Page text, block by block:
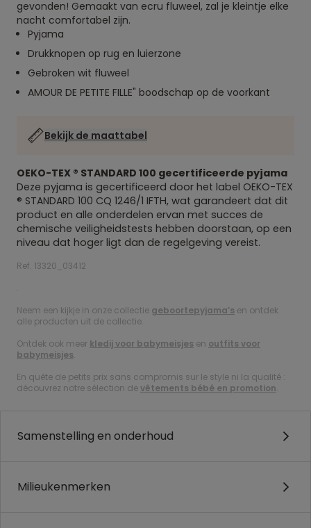
gevonden! Gemaakt van ecru fluweel, zal je kleintje elke
nacht comfortabel zijn.
Pyjama
Drukknopen op rug en luierzone
Gebroken wit fluweel
AMOUR DE PETITE FILLE" boodschap op de voorkant
Bekijk de maattabel
OEKO-TEX ® STANDARD 100 gecertificeerde pyjama
Deze pyjama is gecertificeerd door het label OEKO-TEX
® STANDARD 100 CQ 1246/1 IFTH, wat garandeert dat dit
product en alle onderdelen ervan met succes de
chemische veiligheidstests hebben doorstaan, op een
niveau dat hoger ligt dan de regelgeving vereist.
Ref. 13320_03412
.
Neem een kijkje in onze collectie geboortepyjama’s en ontdek
alle producten uit de collectie.
Ontdek ook meer kledij voor babymeisjes en outfits voor
babymeisjes.
En quête de petits prix sans compromis sur le style ni la qualité :
découvrez notre sélection devêtements bébé en promotion.
Samenstelling en onderhoud
Milieukenmerken